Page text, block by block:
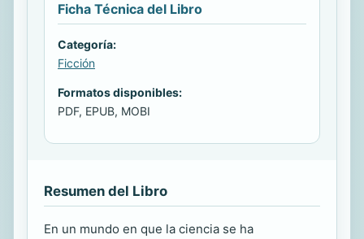
Ficha Técnica del Libro
Categoría:
Ficción
Formatos disponibles:
PDF, EPUB, MOBI
Resumen del Libro
En un mundo en que la ciencia se ha